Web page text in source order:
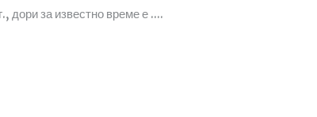
дори за известно време е ....